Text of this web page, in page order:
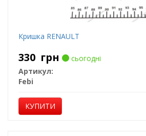
Кришка RENAULT
330 грн
сьогодні
Артикул:
Febi
КУПИТИ